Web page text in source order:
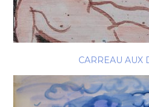
CARREAU AUX